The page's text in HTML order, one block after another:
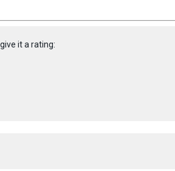
it a rating: